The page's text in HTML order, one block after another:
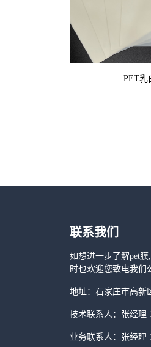
PET乳
联系我们
如想进一步了解pet
时也欢迎您致电我们
地址：石家庄市高新
技术联系人：张经理
业务联系人：张经理